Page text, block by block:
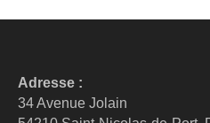
Adresse :
34 Avenue Jolain